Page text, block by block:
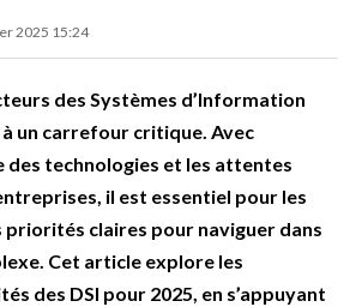
2025 15:24
des Systèmes d’Information
un carrefour critique. Avec
des technologies et les attentes
il est essentiel pour les
priorités claires pour naviguer dans
Cet article explore les
des DSI pour 2025, en s’appuyant